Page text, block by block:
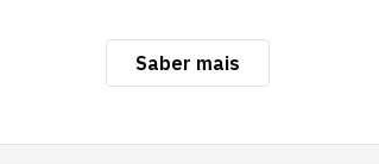
Saber mais